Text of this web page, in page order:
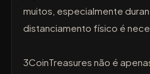
muitos, especialmente
distanciamento físico é
3CoinTreasures não é